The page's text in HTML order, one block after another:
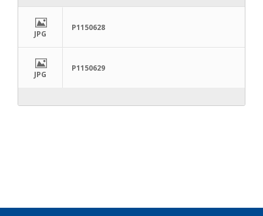
JPG
P1150628
JPG
P1150629